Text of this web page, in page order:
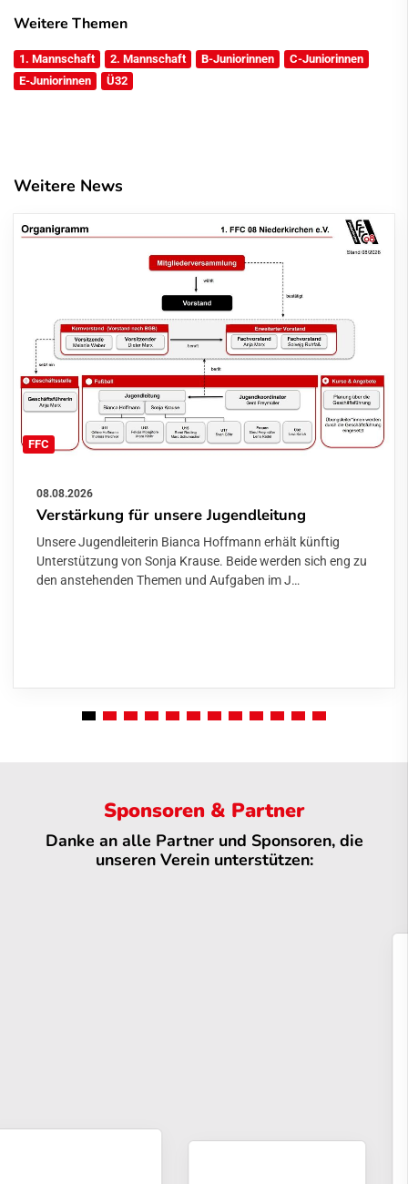
Weitere Themen
1. Mannschaft 2. Mannschaft B-Juniorinnen
C-Juniorinnen
E-Juniorinnen
Ü32
Weitere News
FFC
08.08.2026
Verstärkung für unsere Jugendleitung
Unsere Jugendleiterin Bianca Hoffmann erhält künftig
Unterstützung von Sonja Krause. Beide werden sich eng zu
den anstehenden Themen und Aufgaben im J…
Sponsoren & Partner
Danke an alle Partner und Sponsoren, die
unseren Verein unterstützen: